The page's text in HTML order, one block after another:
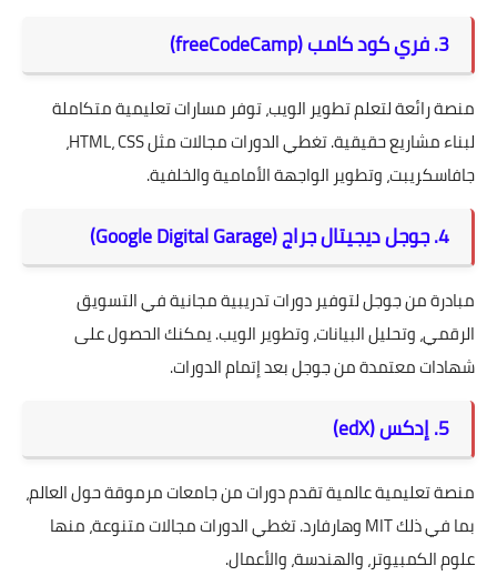
منصة رائعة لتعلم تطوير الويب، توفر مسارات تعليمية متكاملة
لبناء مشاريع حقيقية. تغطي الدورات مجالات مثل HTML، CSS،
جافاسكريبت، وتطوير الواجهة الأمامية والخلفية.
مبادرة من جوجل لتوفير دورات تدريبية مجانية في التسويق
الرقمي، وتحليل البيانات، وتطوير الويب. يمكنك الحصول على
شهادات معتمدة من جوجل بعد إتمام الدورات.
منصة تعليمية عالمية تقدم دورات من جامعات مرموقة حول العالم،
بما في ذلك MIT وهارفارد. تغطي الدورات مجالات متنوعة، منها
علوم الكمبيوتر، والهندسة، والأعمال.